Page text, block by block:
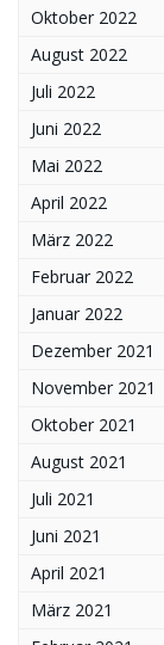
Oktober 2022
August 2022
Juli 2022
Juni 2022
Mai 2022
April 2022
März 2022
Februar 2022
Januar 2022
Dezember 2021
November 2021
Oktober 2021
August 2021
Juli 2021
Juni 2021
April 2021
März 2021